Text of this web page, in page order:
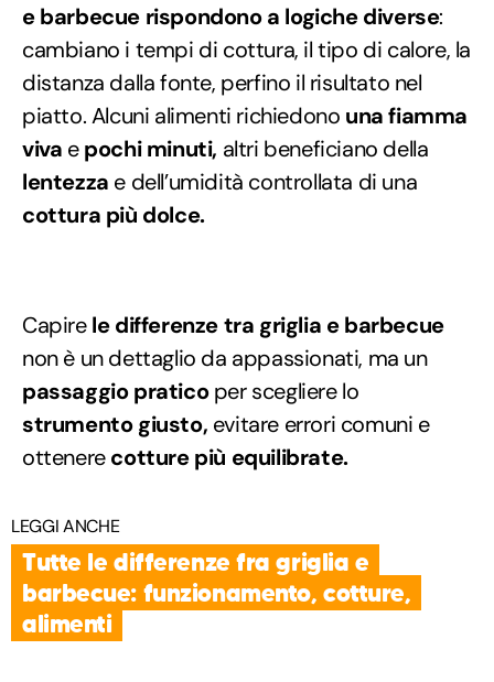
e barbecue rispondono a logiche diverse:
cambiano i tempi di cottura, il tipo di calore, la
distanza dalla fonte, perfino il risultato nel
piatto. Alcuni alimenti richiedono una fiamma
viva epochi minuti, altri beneficiano della
lentezza e dell’umidità controllata di una
cottura più dolce.
Capirele differenze tra griglia e barbecue
non è un dettaglio da appassionati, ma un
passaggio praticoper scegliere lo
strumento giusto, evitare errori comuni e
ottenerecotture più equilibrate.
LEGGI ANCHE
Tutte le differenze fra griglia e
barbecue: funzionamento, cotture,
alimenti